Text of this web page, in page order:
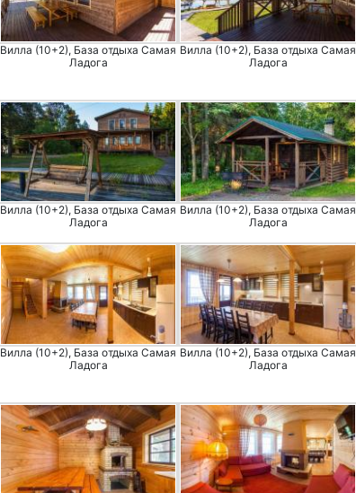
Вилла (10+2), База отдыха Самая
Ладога
Вилла (10+2), База отдыха Самая
Ладога
Вилла (10+2), База отдыха Самая
Ладога
Вилла (10+2), База отдыха Самая
Ладога
Вилла (10+2), База отдыха Самая
Ладога
Вилла (10+2), База отдыха Самая
Ладога